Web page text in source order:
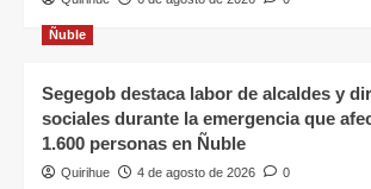
Ñuble
Segegob destaca labor de alcaldes y
sociales durante la emergencia que
1.600 personas en Ñuble
Quirihue 4 de agosto de 2026 0